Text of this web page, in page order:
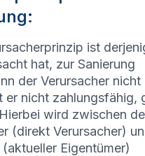
ist
hat, zur Sanierung
der Verursacher nicht
er nicht zahlungsfähig,
wird zwischen
(direkt Verursacher)
Eigentümer)